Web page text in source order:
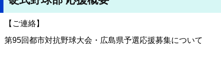
【ご連絡】
第95回都市対抗野球大会・広島県予選応援募集について